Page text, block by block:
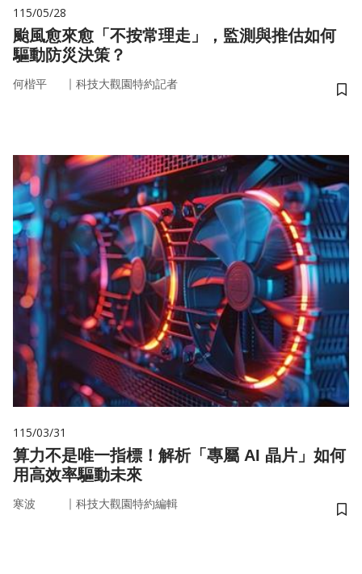
115/05/28
颱風愈來愈「不按常理走」，監測與推估如何
驅動防災決策？
何楷平 ｜ 科技大觀園特約記者
儲
115/03/31
算力不是唯一指標！解析「專屬 AI 晶片」如何
用高效率驅動未來
寒波 ｜ 科技大觀園特約編輯
儲